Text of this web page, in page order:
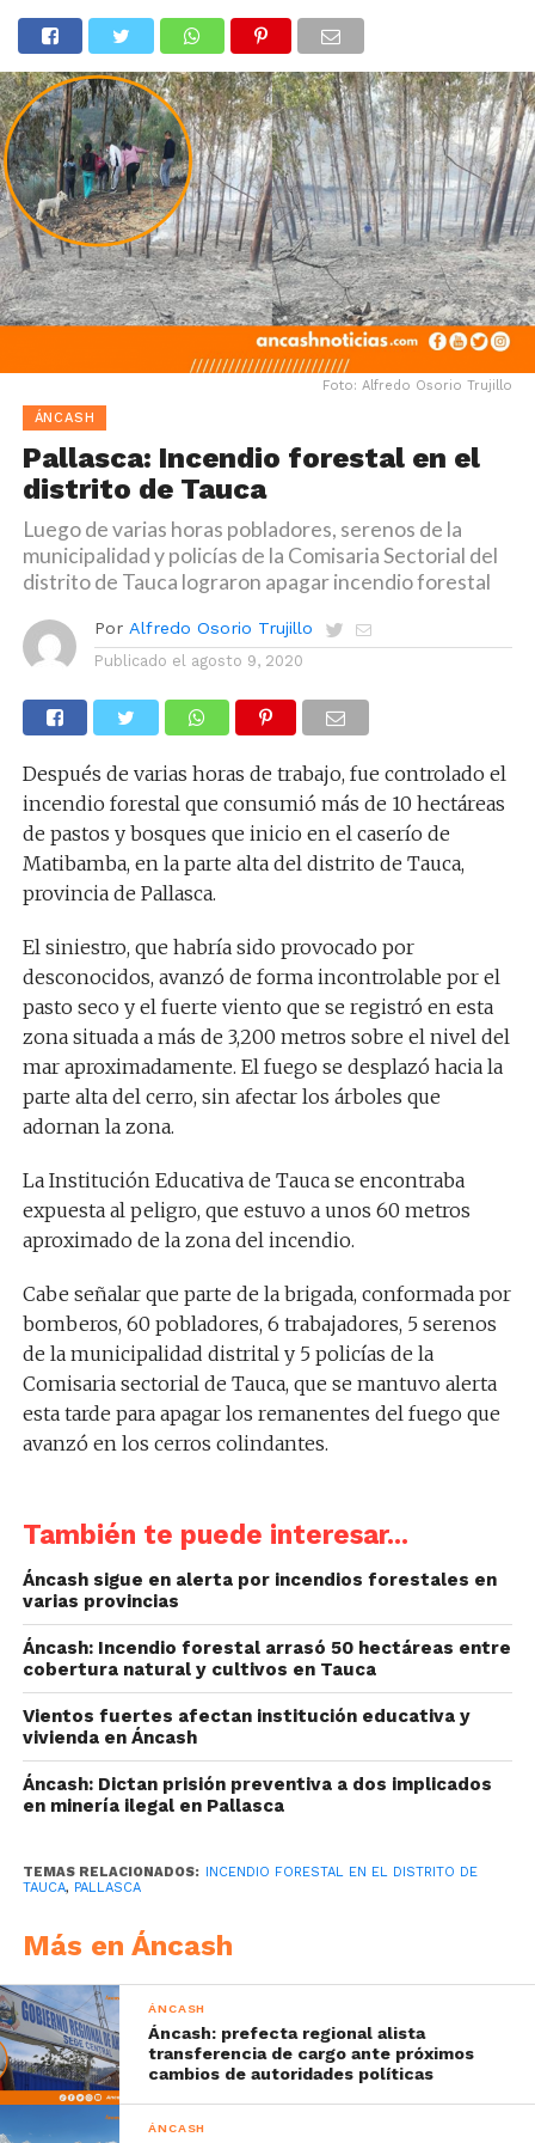
Foto: Alfredo Osorio Trujillo
ÁNCASH
Pallasca: Incendio forestal en el
distrito de Tauca
Luego de varias horas pobladores, serenos de la
municipalidad y policías de la Comisaria Sectorial del
distrito de Tauca lograron apagar incendio forestal
Por Alfredo Osorio Trujillo
Publicado el agosto 9, 2020
Después de varias horas de trabajo, fue controlado el
incendio forestal que consumió más de 10 hectáreas
de pastos y bosques que inicio en el caserío de
Matibamba, en la parte alta del distrito de Tauca,
provincia de Pallasca.
El siniestro, que habría sido provocado por
desconocidos, avanzó de forma incontrolable por el
pasto seco y el fuerte viento que se registró en esta
zona situada a más de 3,200 metros sobre el nivel del
mar aproximadamente. El fuego se desplazó hacia la
parte alta del cerro, sin afectar los árboles que
adornan la zona.
La Institución Educativa de Tauca se encontraba
expuesta al peligro, que estuvo a unos 60 metros
aproximado de la zona del incendio.
Cabe señalar que parte de la brigada, conformada por
bomberos, 60 pobladores, 6 trabajadores, 5 serenos
de la municipalidad distrital y 5 policías de la
Comisaria sectorial de Tauca, que se mantuvo alerta
esta tarde para apagar los remanentes del fuego que
avanzó en los cerros colindantes.
También te puede interesar...
Áncash sigue en alerta por incendios forestales en
varias provincias
Áncash: Incendio forestal arrasó 50 hectáreas entre
cobertura natural y cultivos en Tauca
Vientos fuertes afectan institución educativa y
vivienda en Áncash
Áncash: Dictan prisión preventiva a dos implicados
en minería ilegal en Pallasca
TEMAS RELACIONADOS: INCENDIO FORESTAL EN EL DISTRITO DE
TAUCA, PALLASCA
Más en Áncash
ÁNCASH
Áncash: prefecta regional alista
transferencia de cargo ante próximos
cambios de autoridades políticas
ÁNCASH